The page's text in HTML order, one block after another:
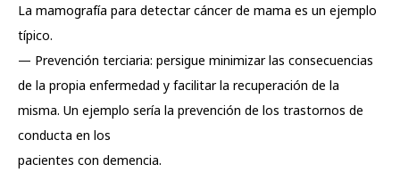
La mamografía para detectar cáncer de mama es un ejemplo
típico.
— Prevención terciaria: persigue minimizar las consecuencias
de la propia enfermedad y facilitar la recuperación de la
misma. Un ejemplo sería la prevención de los trastornos de
conducta en los
pacientes con demencia.